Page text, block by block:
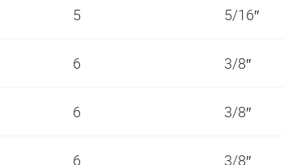
5 5/16″
6 3/8″
6 3/8″
6 3/8″